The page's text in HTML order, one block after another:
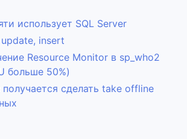
использует SQL Server
insert
Resource Monitor в sp_who2
больше 50%)
сделать take offline